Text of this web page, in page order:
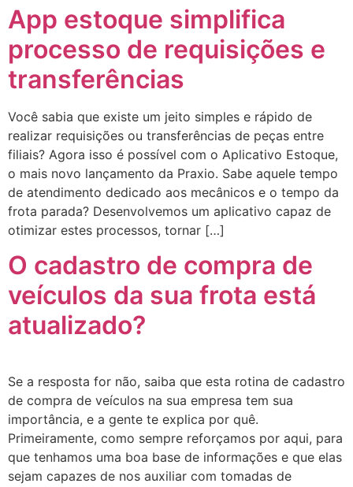
App estoque simplifica
processo de requisições e
transferências
Você sabia que existe um jeito simples e rápido de
realizar requisições ou transferências de peças entre
filiais? Agora isso é possível com o Aplicativo Estoque,
o mais novo lançamento da Praxio. Sabe aquele tempo
de atendimento dedicado aos mecânicos e o tempo da
frota parada? Desenvolvemos um aplicativo capaz de
otimizar estes processos, tornar […]
O cadastro de compra de
veículos da sua frota está
atualizado?
Se a resposta for não, saiba que esta rotina de cadastro
de compra de veículos na sua empresa tem sua
importância, e a gente te explica por quê.
Primeiramente, como sempre reforçamos por aqui, para
que tenhamos uma boa base de informações e que elas
sejam capazes de nos auxiliar com tomadas de